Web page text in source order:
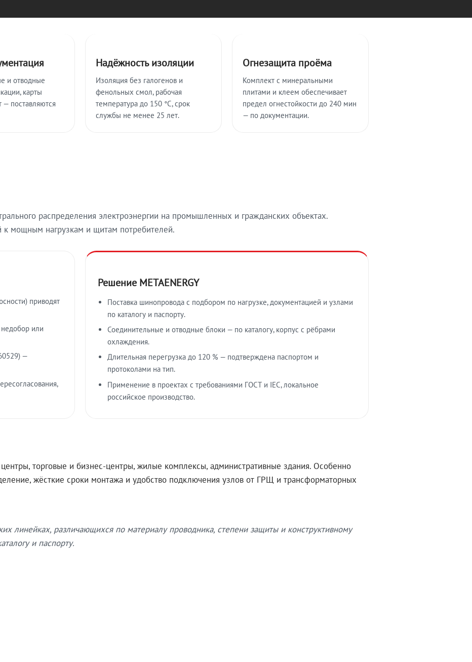
и отводные
карты
— поставляются
Надёжность изоляции
Изоляция без галогенов и
фенольных смол, рабочая
температура до 150 °C, срок
службы не менее 25 лет.
Огнезащита проёма
Комплект с минеральными
плитами и клеем обеспечивает
предел огнестойкости до 240 мин
— по документации.
распределения электроэнергии на промышленных и гражданских объектах.
к мощным нагрузкам и щитам потребителей.
приводят
или
—
Решение METAENERGY
Поставка шинопровода с подбором по нагрузке, документацией и узлами
по каталогу и паспорту.
Соединительные и отводные блоки — по каталогу, корпус с рёбрами
охлаждения.
Длительная перегрузка до 120 % — подтверждена паспортом и
протоколами на тип.
Применение в проектах с требованиями ГОСТ и IEC, локальное
российское производство.
торговые и бизнес-центры, жилые комплексы, административные здания. Особенно
жёсткие сроки монтажа и удобство подключения узлов от ГРЩ и трансформаторных
линейках, различающихся по материалу проводника, степени защиты и конструктивному
и паспорту.